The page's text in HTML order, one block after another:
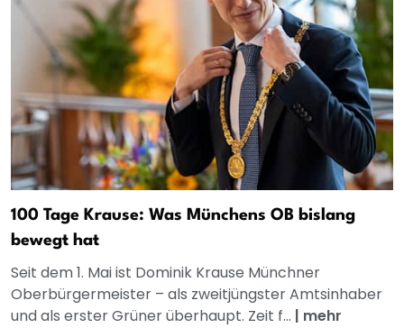
100 Tage Krause: Was Münchens OB bislang
bewegt hat
Seit dem 1. Mai ist Dominik Krause Münchner
Oberbürgermeister – als zweitjüngster Amtsinhaber
und als erster Grüner überhaupt. Zeit f... | mehr